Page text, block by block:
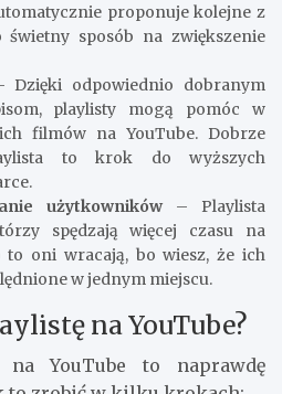
proponuje kolejne z
świetny sposób na zwiększenie
Dzięki odpowiednio dobranym
playlisty mogą pomóc w
filmów na YouTube. Dobrze
to krok do wyższych
użytkowników– Playlista
spędzają więcej czasu na
to oni wracają, bo wiesz, że ich
w jednym miejscu.
na YouTube?
YouTube to naprawdę